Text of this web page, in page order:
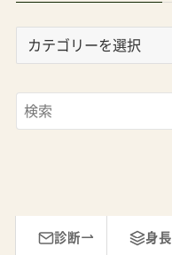
リ
ー
診断 身長